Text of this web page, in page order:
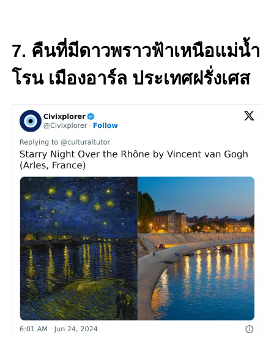
7. คืนที่มีดาวพราวฟ้าเหนือแม่น้ำ
โรน เมืองอาร์ล ประเทศฝรั่งเศส